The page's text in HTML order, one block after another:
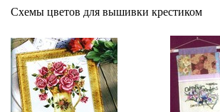
Схемы цветов для вышивки крестиком